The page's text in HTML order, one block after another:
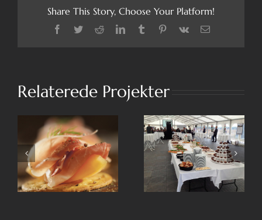
Share This Story, Choose Your Platform!
Facebook
TwitterRedditLinkedInTumblrPinterest
Vk
E-
Relaterede Projekter
Den klassiske Den Vilde